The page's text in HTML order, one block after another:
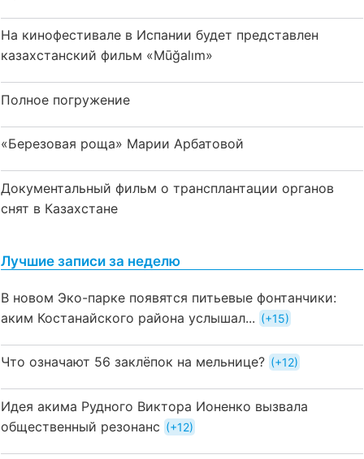
На кинофестивале в Испании будет представлен
казахстанский фильм «Mūğalım»
Полное погружение
«Березовая роща» Марии Арбатовой
Документальный фильм о трансплантации органов
снят в Казахстане
Лучшие записи за неделю
В новом Эко-парке появятся питьевые фонтанчики:
аким Костанайского района услышал...
+15
Что означают 56 заклёпок на мельнице? +12
Идея акима Рудного Виктора Ионенко вызвала
общественный резонанс
+12